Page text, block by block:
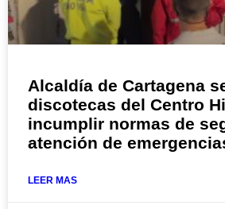
Alcaldía de Cartagena
discotecas del Centro
incumplir normas de
atención de
LEER MAS